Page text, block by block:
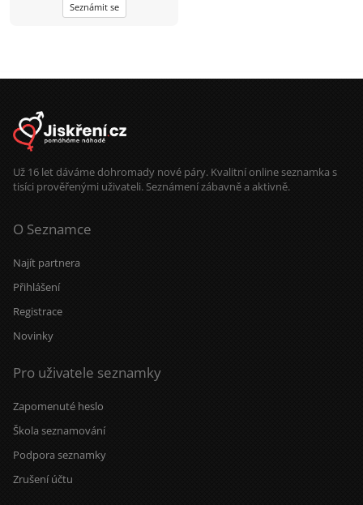
Seznámit se
Už 16 let dáváme dohromady nové páry. Kvalitní online seznamka s
tisíci prověřenými uživateli. Seznámení zábavně a aktivně.
O Seznamce
Najít partnera
Přihlášení
Registrace
Novinky
Pro uživatele seznamky
Zapomenuté heslo
Škola seznamování
Podpora seznamky
Zrušení účtu